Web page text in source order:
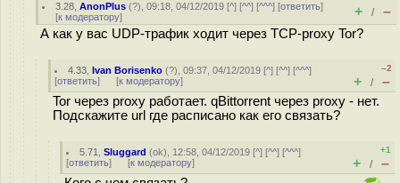
3.28 ,AnonPlus (?), 09:18, 04/12/2019 [^] [^^] [^^^] [ответить]
[к модератору] + / –
А как у вас UDP-трафик ходит через TCP-proxy Tor?
4.33 ,Ivan Borisenko (?), 09:37, 04/12/2019 [^] [^^] [^^^]
[ответить] [к модератору]
–2
+ / –
Tor через proxy работает. qBittorrent через proxy - нет.
Подскажите url где расписано как его связать?
5.71 ,Sluggard (ok), 12:58, 04/12/2019 [^] [^^] [^^^]
[ответить] [к модератору]
+1
+ / –